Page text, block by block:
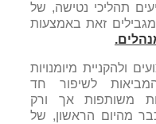
תהליכי נטישה, של
זאת באמצעות
ולהקניית מיומנויות
לשיפור חד
משותפות אך ורק
מהיום הראשון, של